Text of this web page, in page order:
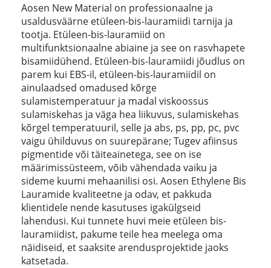
Aosen New Material on professionaalne ja
usaldusväärne etüleen-bis-lauramiidi tarnija ja
tootja. Etüleen-bis-lauramiid on
multifunktsionaalne abiaine ja see on rasvhapete
bisamiidühend. Etüleen-bis-lauramiidi jõudlus on
parem kui EBS-il, etüleen-bis-lauramiidil on
ainulaadsed omadused kõrge
sulamistemperatuur ja madal viskoossus
sulamiskehas ja väga hea liikuvus, sulamiskehas
kõrgel temperatuuril, selle ja abs, ps, pp, pc, pvc
vaigu ühilduvus on suurepärane; Tugev afiinsus
pigmentide või täiteainetega, see on ise
määrimissüsteem, võib vähendada vaiku ja
sideme kuumi mehaanilisi osi. Aosen Ethylene Bis
Lauramide kvaliteetne ja odav, et pakkuda
klientidele nende kasutuses igakülgseid
lahendusi. Kui tunnete huvi meie etüleen bis-
lauramiidist, pakume teile hea meelega oma
näidiseid, et saaksite arendusprojektide jaoks
katsetada.